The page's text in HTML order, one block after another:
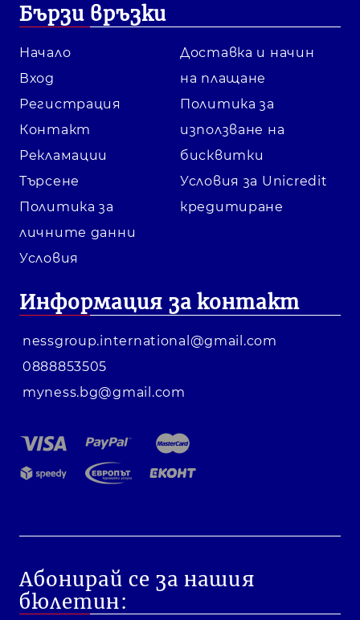
Бързи връзки
Начало
Вход
Регистрация
Контакт
Рекламации
Търсене
Политика за
личните данни
Условия
Доставка и начин
на плащане
Политика за
използване на
бисквитки
Условия за Unicredit
кредитиране
Информация за контакт
nessgroup.international@gmail.com
0888853505
myness.bg@gmail.com
Абонирай се за нашия
бюлетин: